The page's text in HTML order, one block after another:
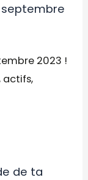
septembre
2023 !
actifs,
de ta